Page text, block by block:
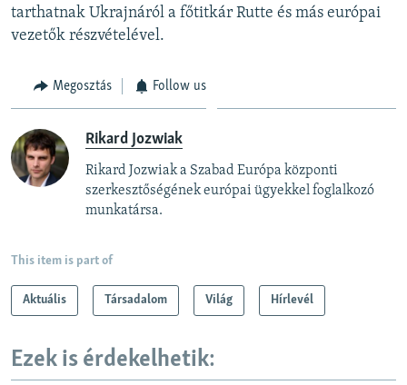
tarthatnak Ukrajnáról a főtitkár Rutte és más európai
vezetők részvételével.
Megosztás Follow us
Rikard Jozwiak
Rikard Jozwiak a Szabad Európa központi
szerkesztőségének európai ügyekkel foglalkozó
munkatársa.
This item is part of
Aktuális Társadalom Világ Hírlevél
Ezek is érdekelhetik: